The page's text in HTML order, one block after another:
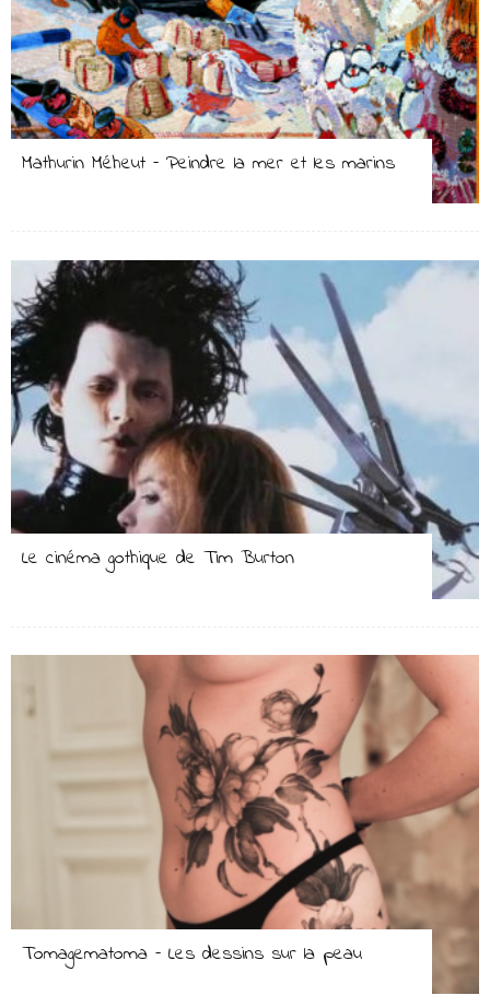
Mathurin Méheut – Peindre la mer et les marins
Le cinéma gothique de Tim Burton
Tomagematoma – Les dessins sur la peau